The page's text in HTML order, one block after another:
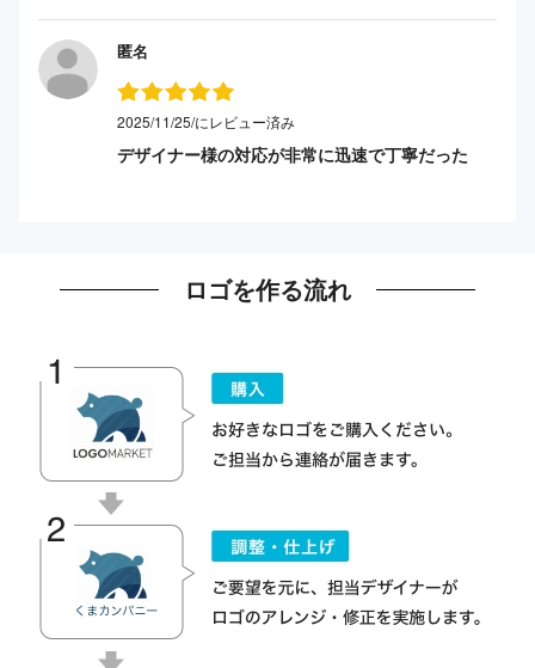
匿名
2025/11/25/にレビュー済み
デザイナー様の対応が非常に迅速で丁寧だった
ロゴを作る流れ